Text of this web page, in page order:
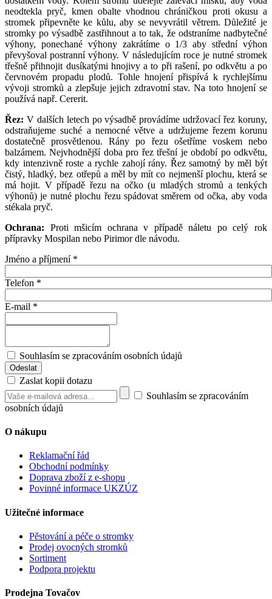
neodtekla pryč, kmen obalte vhodnou chráničkou proti okusu a
stromek připevněte ke kůlu, aby se nevyvrátil větrem. Důležité je
stromky po výsadbě zastřihnout a to tak, že odstraníme nadbytečné
výhony, ponechané výhony zakrátíme o 1/3 aby střední výhon
převyšoval postranní výhony. V následujícím roce je nutné stromek
třešně přihnojit dusíkatými hnojivy a to při rašení, po odkvětu a po
červnovém propadu plodů. Tohle hnojení přispívá k rychlejšímu
vývoji stromků a zlepšuje jejich zdravotní stav. Na toto hnojení se
používá např. Cererit.
Řez: V dalších letech po výsadbě provádíme udržovací řez koruny,
odstraňujeme suché a nemocné větve a udržujeme řezem korunu
dostatečně prosvětlenou. Rány po řezu ošetříme voskem nebo
balzámem. Nejvhodnější doba pro řez třešní je období po odkvětu,
kdy intenzivně roste a rychle zahojí rány. Řez samotný by měl být
čistý, hladký, bez otřepů a měl by mít co nejmenší plochu, která se
má hojit. V případě řezu na očko (u mladých stromů a tenkých
výhonů) je nutné plochu řezu spádovat směrem od očka, aby voda
stékala pryč.
Ochrana: Proti mšicím ochrana v případě náletu po celý rok
přípravky Mospilan nebo Pirimor dle návodu.
Jméno a příjmení *
Telefon *
E-mail *
Souhlasím se zpracováním osobních údajů
Zaslat kopii dotazu
Souhlasím se zpracováním
osobních údajů
O nákupu
Reklamační řád
Obchodní podmínky
Doprava zboží z e-shopu
Povinné informace UKZÚZ
Užitečné informace
Pěstování a péče o stromky
Prodej ovocných stromků
Sortiment
Podpora projektu
Prodejna Tovačov